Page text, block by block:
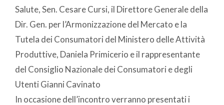
Salute, Sen. Cesare Cursi, il Direttore Generale della
Dir. Gen. per l’Armonizzazione del Mercato e la
Tutela dei Consumatori del Ministero delle Attività
Produttive, Daniela Primicerio e il rappresentante
del Consiglio Nazionale dei Consumatori e degli
Utenti Gianni Cavinato
In occasione dell’incontro verranno presentati i